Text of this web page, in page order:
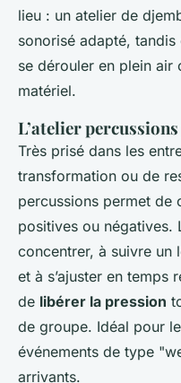
lieu : un atelier de
sonorisé adapté,
se dérouler en plein air
matériel.
L’atelier
Très prisé dans les
transformation ou de
percussions permet de
positives ou négatives.
concentrer, à suivre un
et à s’ajuster en temps
de libérer la pression
de groupe. Idéal pour
événements de type
arrivants.